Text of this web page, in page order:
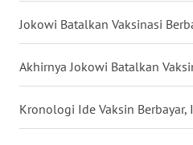
Jokowi Batalkan Vaksinasi
Akhirnya Jokowi Batalkan
Kronologi Ide Vaksin Berbayar,
WN